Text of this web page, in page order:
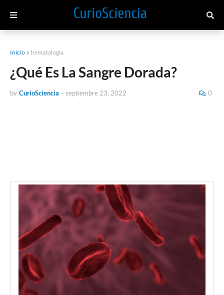
Inicio hematologia
¿Qué Es La Sangre Dorada?
by CurioSciencia - septiembre 23, 2022 0